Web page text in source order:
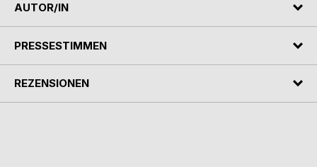
AUTOR/IN
PRESSESTIMMEN
REZENSIONEN